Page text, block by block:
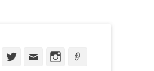
FacebookTwitterEmail Instagram